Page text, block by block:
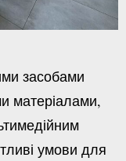
засобами
матеріалами,
умови для